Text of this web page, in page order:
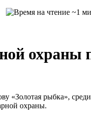
~1
«Золотая рыбка»,
охраны.